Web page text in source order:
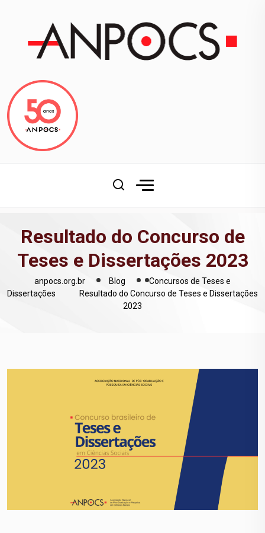
Resultado do Concurso de
Teses e Dissertações 2023
anpocs.org.br Blog
Concursos de Teses e
Dissertações
Resultado do Concurso de Teses e Dissertações
2023